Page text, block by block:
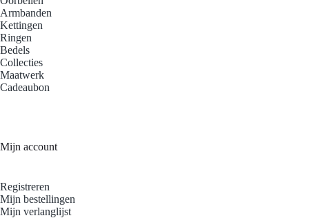
Armbanden
Kettingen
Ringen
Bedels
Collecties
Maatwerk
Cadeaubon
Mijn account
Registreren
Mijn bestellingen
Mijn verlanglijst